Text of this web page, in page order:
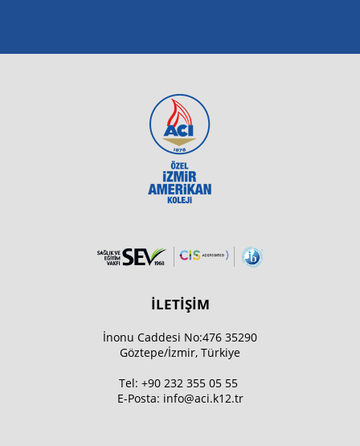
İLETİŞİM
İnonu Caddesi No:476 35290
Göztepe/İzmir, Türkiye
Tel: +90 232 355 05 55
E-Posta: info@aci.k12.tr